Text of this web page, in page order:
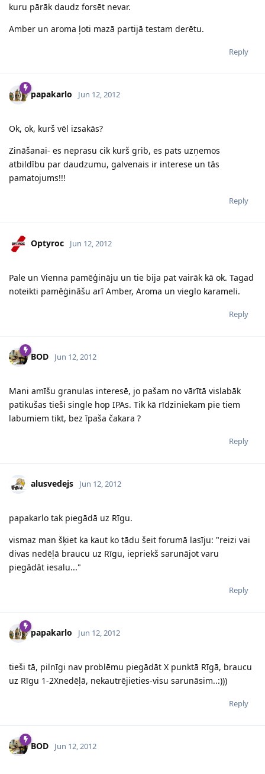
kuru pārāk daudz forsēt nevar.
Amber un aroma ļoti mazā partijā testam derētu.
Reply
papakarlo Jun 12, 2012
Ok, ok, kurš vēl izsakās?
Zināšanai- es neprasu cik kurš grib, es pats uzņemos
atbildību par daudzumu, galvenais ir interese un tās
pamatojums!!!
Reply
Optyroc Jun 12, 2012
Pale un Vienna pamēģināju un tie bija pat vairāk kā ok. Tagad
noteikti pamēģināšu arī Amber, Aroma un vieglo karameli.
Reply
BOD Jun 12, 2012
Mani amīšu granulas interesē, jo pašam no vārītā vislabāk
patikušas tieši single hop IPAs. Tik kā rīdziniekam pie tiem
labumiem tikt, bez īpaša čakara ?
Reply
alusvedejs Jun 12, 2012
papakarlo tak piegādā uz Rīgu.
vismaz man šķiet ka kaut ko tādu šeit forumā lasīju: "reizi vai
divas nedēļā braucu uz Rīgu, iepriekš sarunājot varu
piegādāt iesalu..."
Reply
papakarlo Jun 12, 2012
tieši tā, pilnīgi nav problēmu piegādāt X punktā Rīgā, braucu
uz Rīgu 1-2Xnedēļā, nekautrējieties-visu sarunāsim..:)))
Reply
BOD Jun 12, 2012